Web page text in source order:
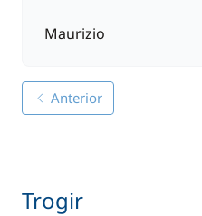
Maurizio
Anterior
Trogir